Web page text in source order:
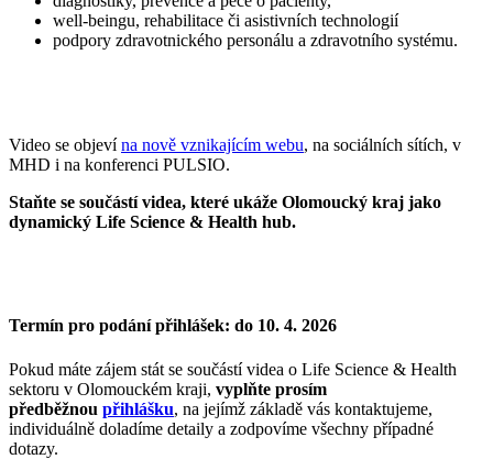
well-beingu, rehabilitace či asistivních technologií
podpory zdravotnického personálu a zdravotního systému.
Video se objevína nově vznikajícím webu, na sociálních sítích, v
MHD i na konferenci PULSIO.
Staňte se součástí videa, které ukáže Olomoucký kraj jako
dynamický Life Science & Health hub.
Termín pro podání přihlášek: do 10. 4. 2026
Pokud máte zájem stát se součástí videa o Life Science & Health
sektoru v Olomouckém kraji, vyplňte prosím
předběžnou přihlášku, na jejímž základě vás kontaktujeme,
individuálně doladíme detaily a zodpovíme všechny případné
dotazy.